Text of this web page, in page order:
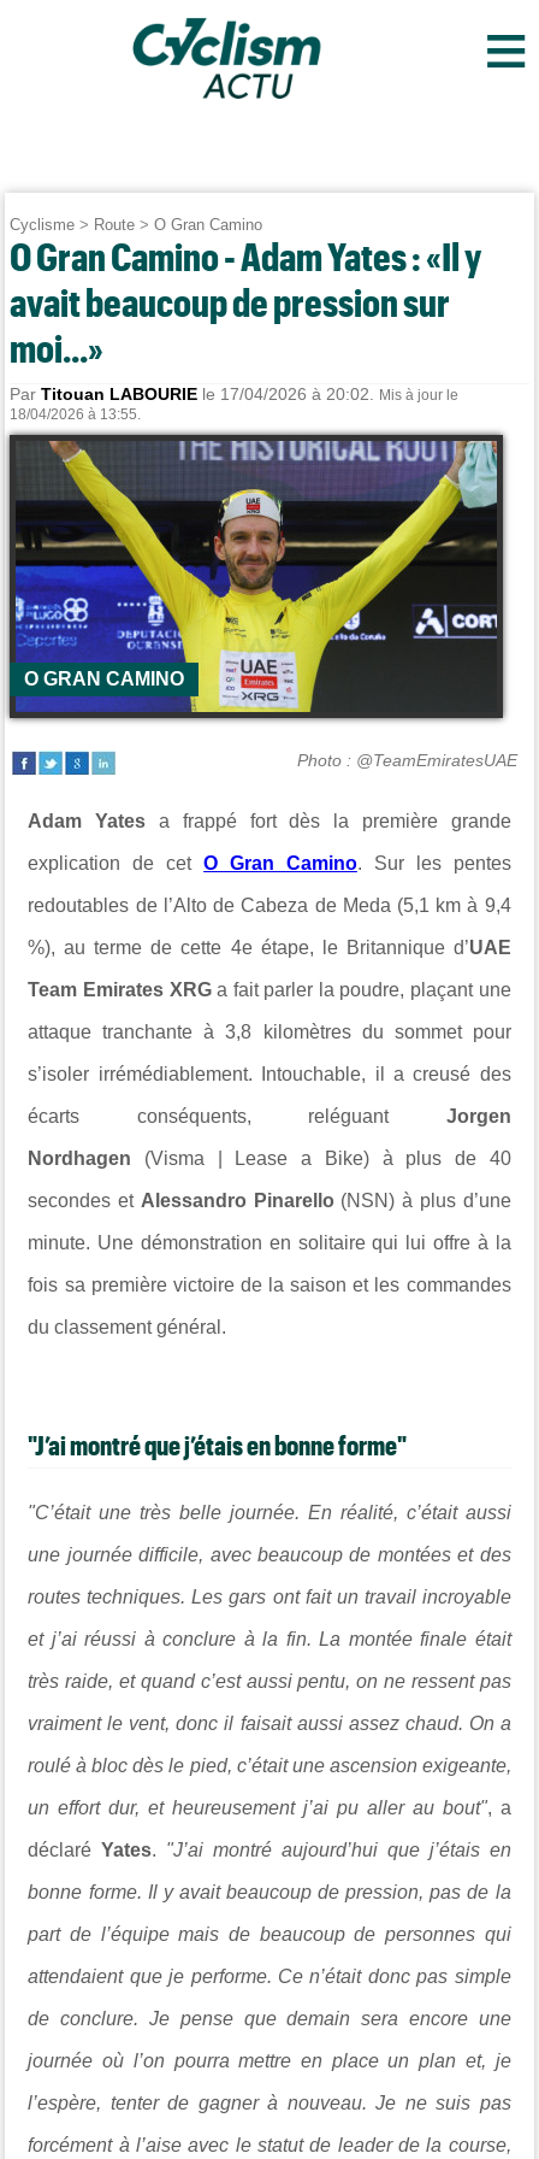
≡
Cyclisme > Route >O Gran Camino
O Gran Camino - Adam Yates : «Il y
avait beaucoup de pression sur
moi...»
ParTitouan LABOURIE le 17/04/2026 à 20:02.
Mis à jour le
18/04/2026 à 13:55.
O GRAN CAMINO
Photo : @TeamEmiratesUAE
Adam Yates a frappé fort dès la première grande
explication de cetO Gran Camino. Sur les pentes
redoutables de l’Alto de Cabeza de Meda (5,1 km à 9,4
%), au terme de cette 4e étape, le Britannique d’UAE
Team Emirates XRGa fait parler la poudre, plaçant une
attaque tranchante à 3,8 kilomètres du sommet pour
s’isoler irrémédiablement. Intouchable, il a creusé des
écarts conséquents, reléguant Jorgen
Nordhagen (Visma | Lease a Bike) à plus de 40
secondes et Alessandro Pinarello (NSN) à plus d’une
minute. Une démonstration en solitaire qui lui offre à la
fois sa première victoire de la saison et les commandes
du classement général.
"J’ai montré que j’étais en bonne forme"
"C’était une très belle journée. En réalité, c’était aussi
une journée difficile, avec beaucoup de montées et des
routes techniques. Les gars ont fait un travail incroyable
et j’ai réussi à conclure à la fin. La montée finale était
très raide, et quand c’est aussi pentu, on ne ressent pas
vraiment le vent, donc il faisait aussi assez chaud. On a
roulé à bloc dès le pied, c’était une ascension exigeante,
un effort dur, et heureusement j’ai pu aller au bout", a
déclaréYates. "J’ai montré aujourd’hui que j’étais en
bonne forme. Il y avait beaucoup de pression, pas de la
part de l’équipe mais de beaucoup de personnes qui
attendaient que je performe. Ce n’était donc pas simple
de conclure. Je pense que demain sera encore une
journée où l’on pourra mettre en place un plan et, je
l’espère, tenter de gagner à nouveau. Je ne suis pas
forcément à l’aise avec le statut de leader de la course,